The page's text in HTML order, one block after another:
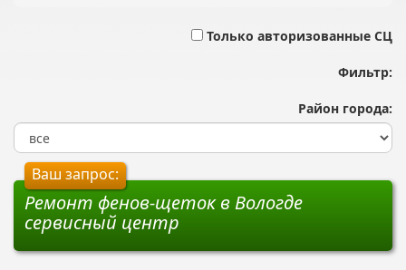
Только авторизованные СЦ
Фильтр:
Район города:
Ваш запрос:
Ремонт фенов-щеток в Вологде
сервисный центр